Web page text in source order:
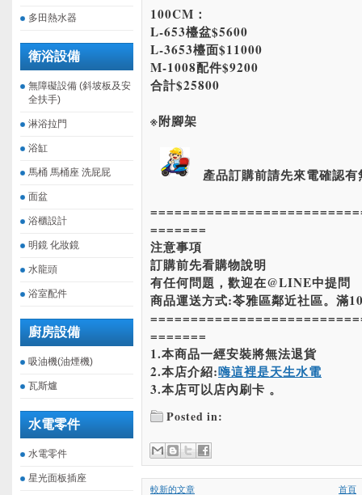
多田熱水器
衛浴設備
無障礙設備 (斜坡板及安
全扶手)
淋浴拉門
浴缸
馬桶 馬桶座 洗屁屁
面盆
浴櫃設計
明鏡 化妝鏡
水龍頭
浴室配件
廚房設備
吸油機(油煙機)
瓦斯爐
水電零件
水電零件
星光面板插座
100CM：
L-653檯盆$5600
L-3653檯面$11000
M-1008配件$9200
合計$25800
※附腳架
產品訂購前請先來電確認有
=======
注意事項
訂購前先看購物說明
有任何問題，歡迎在@LINE中提問
商品運送方式:苓雅區鄰近社區。滿
=======
1.本商品一經安裝將無法退貨
2.本店介紹:嗨這裡是天生水電
3.本店可以店內刷卡 。
Posted in:
較新的文章 首頁